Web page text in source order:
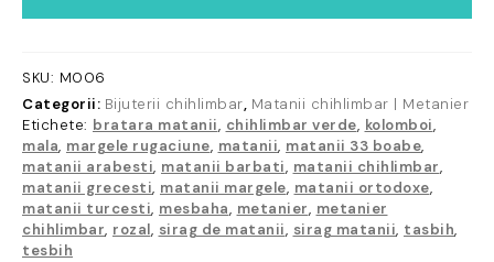
chihlimbar
natural,
boabe
ovale,
56cm,
handmade,
M006
SKU: M006
Categorii: Bijuterii chihlimbar, Matanii chihlimbar | Metanier
Etichete: bratara matanii, chihlimbar verde, kolomboi,
mala, margele rugaciune, matanii, matanii 33 boabe,
matanii arabesti, matanii barbati, matanii chihlimbar,
matanii grecesti, matanii margele, matanii ortodoxe,
matanii turcesti, mesbaha, metanier, metanier
chihlimbar, rozal, sirag de matanii, sirag matanii, tasbih,
tesbih